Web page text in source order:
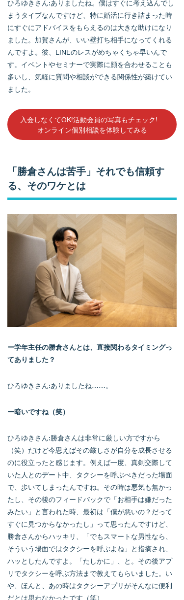
ひろゆきさん:ありましたね。僕はすぐに考え込んでし
まうタイプなんですけど、特に婚活に行き詰まった時
にすぐにアドバイスをもらえるのは大きな助けになり
ました。加賀さんが、いい壁打ち相手になってくれる
んですよ。彼、LINEのレスがめちゃくちゃ早いんで
す。イベントやセミナーで実際に顔を合わせることも
多いし、気軽に質問や相談ができる関係性が築けてい
ました。
入会しなくてOK!活動会員の写真もチェック!
オンライン個別相談を体験してみる
「勝倉さんは苦手」それでも信頼す
る、そのワケとは
ー学年主任の勝倉さんとは、直接関わるタイミングっ
てありました？
ひろゆきさん:ありましたね……。
ー暗いですね（笑）
ひろゆきさん:勝倉さんは非常に厳しい方ですから
（笑）だけど今思えばその厳しさが自分を成長させる
のに役立ったと感じます。例えば一度、真剣交際して
いた人とのデート中、タクシーを呼ぶべきだった場面
で、歩いてしまったんですね。その時は悪気も無かっ
たし、その後のフィードバックで「お相手は嫌だった
みたい」と言われた時、最初は「僕が悪いの？だって
すぐに見つからなかったし」って思ったんですけど、
勝倉さんからハッキリ、「でもスマートな男性なら、
そういう場面ではタクシーを呼ぶよね」と指摘され、
ハッとしたんですよ。「たしかに」、と。その後アプ
リでタクシーを呼ぶ方法まで教えてもらいました。い
や、ほんと、あの時はタクシーアプリがそんなに便利
だとは思わなかったです（笑）